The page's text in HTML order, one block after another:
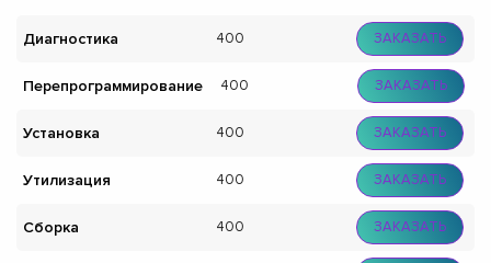
Диагностика 400 ЗАКАЗАТЬ
Перепрограммирование 400 ЗАКАЗАТЬ
Установка 400 ЗАКАЗАТЬ
Утилизация 400 ЗАКАЗАТЬ
Сборка 400 ЗАКАЗАТЬ